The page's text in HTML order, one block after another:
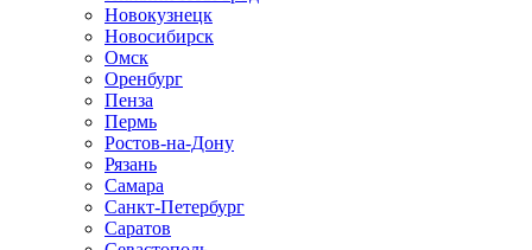
Новокузнецк
Новосибирск
Омск
Оренбург
Пенза
Пермь
Ростов-на-Дону
Рязань
Самара
Санкт-Петербург
Саратов